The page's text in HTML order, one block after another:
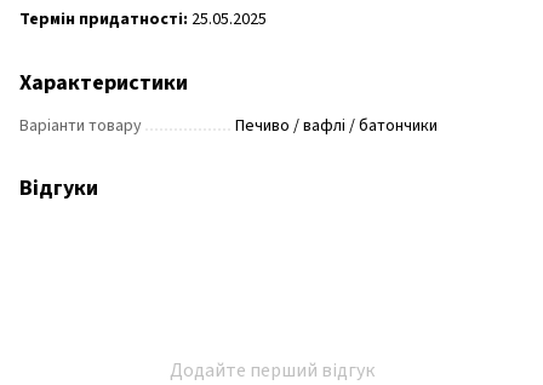
Термін придатності: 25.05.2025
Характеристики
Варіанти товару Печиво / вафлі / батончики
Відгуки
Додайте перший відгук